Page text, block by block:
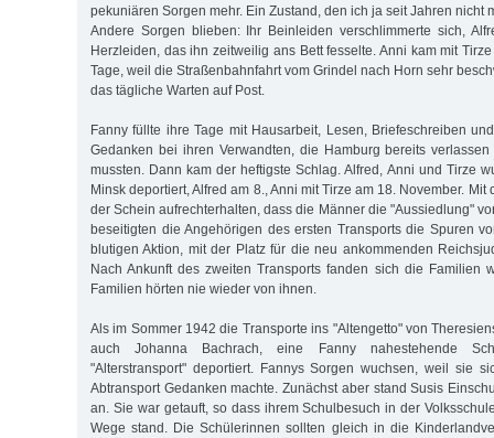
pekuniären Sorgen mehr. Ein Zustand, den ich ja seit Jahren nicht
Andere Sorgen blieben: Ihr Beinleiden verschlimmerte sich,
Herzleiden, das ihn zeitweilig ans Bett fesselte. Anni kam mit
Tage, weil die Straßenbahnfahrt vom Grindel nach Horn sehr
das tägliche Warten auf Post.
Fanny füllte ihre Tage mit Hausarbeit, Lesen, Briefeschreiben
Gedanken bei ihren Verwandten, die Hamburg bereits
mussten. Dann kam der heftigste Schlag. Alfred, Anni und Tirze
Minsk deportiert, Alfred am 8., Anni mit Tirze am 18. November.
der Schein aufrechterhalten, dass die Männer die "Aussiedlung"
beseitigten die Angehörigen des ersten Transports die Spuren
blutigen Aktion, mit der Platz für die neu ankommenden
Nach Ankunft des zweiten Transports fanden sich die Familien
Familien hörten nie wieder von ihnen.
Als im Sommer 1942 die Transporte ins "Altengetto" von
auch Johanna Bachrach, eine Fanny nahestehende
"Alterstransport" deportiert. Fannys Sorgen wuchsen, weil sie
Abtransport Gedanken machte. Zunächst aber stand Susis
an. Sie war getauft, so dass ihrem Schulbesuch in der
Wege stand. Die Schülerinnen sollten gleich in die